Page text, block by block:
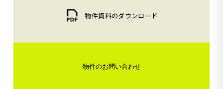
物件資料のダウンロード